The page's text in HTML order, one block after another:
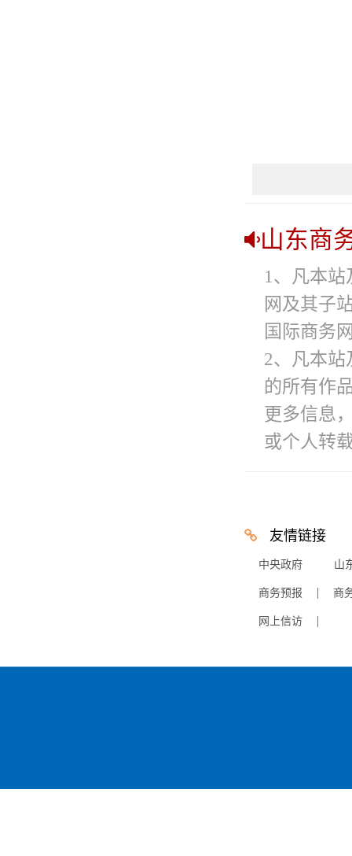
山东商
1、凡本
网及其子
国际商务
2、凡本站
的所有作
更多信息
或个人转